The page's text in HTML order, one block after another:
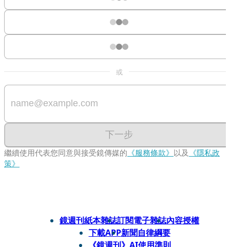
或
下一步
繼續使用代表您同意與接受鏡傳媒的 《服務條款》 以及 《隱私政
策》
鏡週刊紙本雜誌訂閱電子雜誌內容授權
下載APP新聞自律綱要